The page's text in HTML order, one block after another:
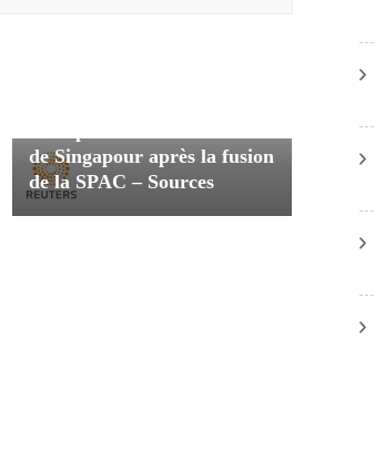
de Singapour après la fusion
de la SPAC – Sources